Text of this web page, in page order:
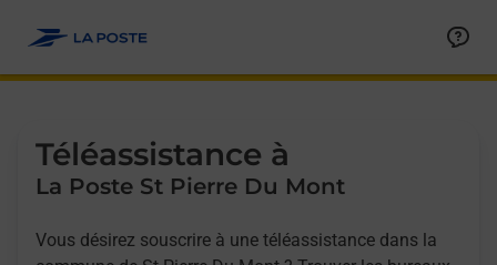
Téléassistance à
La Poste St Pierre Du Mont
Vous désirez souscrire à une téléassistance dans la